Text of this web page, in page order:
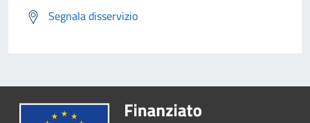
Segnala disservizio